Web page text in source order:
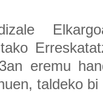
eremu
taldeko bi